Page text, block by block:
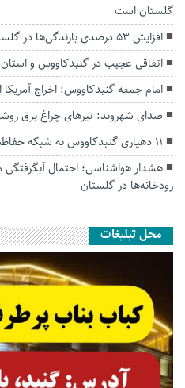
گلستان است
افزایش ۵۳ درصدی بارندگی‌ها در گلستان
اتفاقی عجیب در‌ گنبدکاووس و
امام جمعه گنبدکاووس: اخراج
صدای شهروند: تیرهای چراغ برق
۱۱ دهیاری گنبدکاووس به شبکه حفاظت مردمی منابع طبیعی پیوستند
هشدار هواشناسی؛ احتمال آبگرفتگی
رودخانه‌ها در گلستان
محل تبلیغات